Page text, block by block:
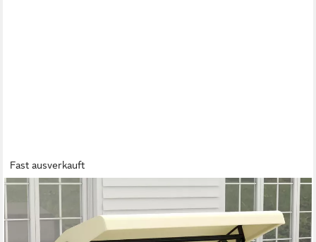
Fast ausverkauft
Hollywoodschaukel Gartenschaukel mit Anti-Rutsch-Füßen
Schaukelbank bis 240kg, 3-Sitzer, Bettfunktion, 3-Sitzer